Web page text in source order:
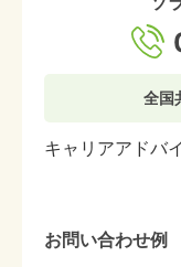
全国
キャリアアドバ
お問い合わせ例